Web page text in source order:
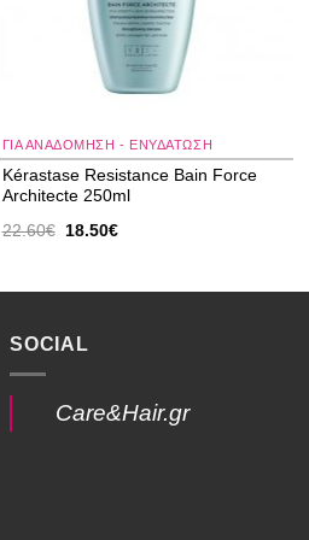
ΓΙΑ ΑΝΑΔΌΜΗΣΗ - ΕΝΥΔΆΤΩΣΗ
Kérastase Resistance Bain Force
Architecte 250ml
22.60€ Original
18.50€Η
18.50€.
SOCIAL
Care&Hair.gr